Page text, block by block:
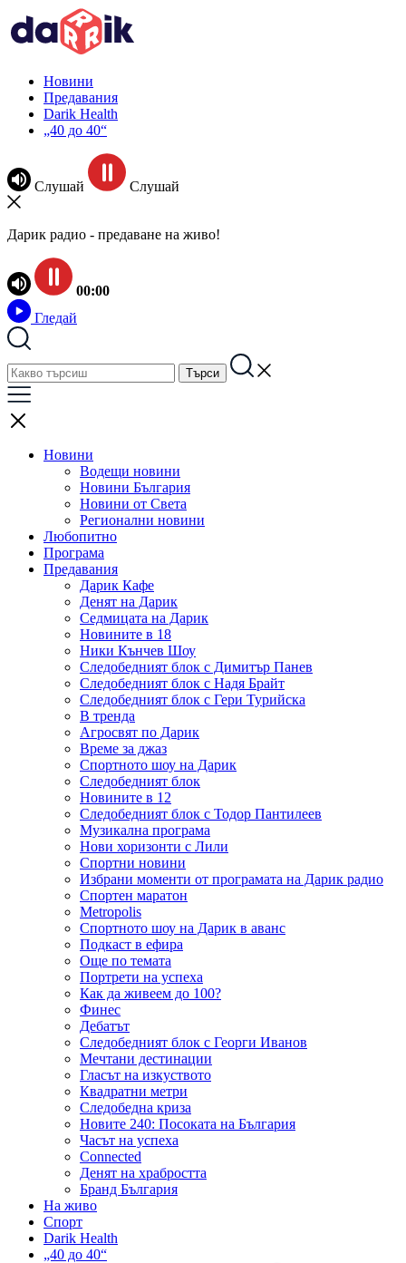
Новини
Предавания
Darik Health
„40 до 40“
Слушай Слушай
Дарик радио - предаване на живо!
00:00
Гледай
Новини
Водещи новини
Новини България
Новини от Света
Регионални новини
Любопитно
Програма
Предавания
Дарик Кафе
Денят на Дарик
Седмицата на Дарик
Новините в 18
Ники Кънчев Шоу
Следобедният блок с Димитър Панев
Следобедният блок с Надя Брайт
Следобедният блок с Гери Турийска
В тренда
Агросвят по Дарик
Време за джаз
Спортното шоу на Дарик
Следобедният блок
Новините в 12
Следобедният блок с Тодор Пантилеев
Музикална програма
Нови хоризонти с Лили
Спортни новини
Избрани моменти от програмата на Дарик радио
Спортен маратон
Metropolis
Спортното шоу на Дарик в аванс
Подкаст в ефира
Още по темата
Портрети на успеха
Как да живеем до 100?
Финес
Дебатът
Следобедният блок с Георги Иванов
Мечтани дестинации
Гласът на изкуството
Квадратни метри
Следобедна криза
Новите 240: Посоката на България
Часът на успеха
Connected
Денят на храбростта
Бранд България
На живо
Спорт
Darik Health
„40 до 40“